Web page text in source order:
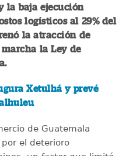
la baja ejecución
logísticos al 29% del
la atracción de
la Ley de
Xetulhá y prevé
de Guatemala
el deterioro